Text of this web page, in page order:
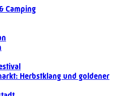
Camping
Herbstklang und goldener